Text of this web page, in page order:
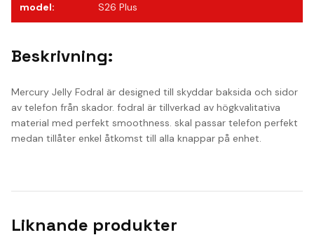
model:
S26 Plus
Beskrivning:
Mercury Jelly Fodral är designed till skyddar baksida och sidor
av telefon från skador. fodral är tillverkad av högkvalitativa
material med perfekt smoothness. skal passar telefon perfekt
medan tillåter enkel åtkomst till alla knappar på enhet.
Liknande produkter